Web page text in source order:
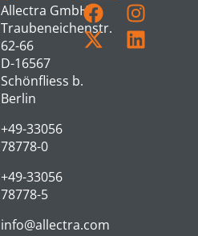
Allectra GmbH
Traubeneichenstr.
62-66
D-16567
Schönfliess b.
Berlin
+49-33056
78778-0
+49-33056
78778-5
info@allectra.com